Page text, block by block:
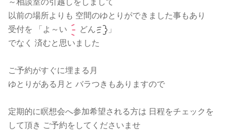
～相談室の引越しをしまして
以前の場所よりも 空間のゆとりができました事もあり
受付を 「よ～い
どん
」
でなく 済むと思いました
ご予約がすぐに埋まる月
ゆとりがある月と バラつきもありますので
定期的に瞑想会へ参加希望される方は 日程をチェックを
して頂き ご予約をしてくださいませ